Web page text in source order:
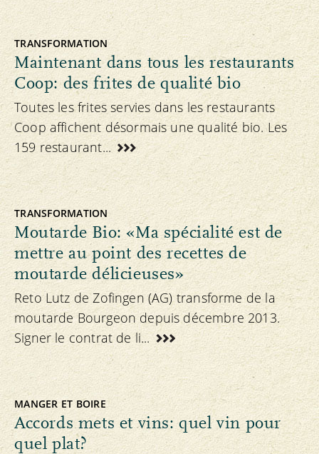
TRANSFORMATION
Maintenant dans tous les restaurants
Coop: des frites de qualité bio
Toutes les frites servies dans les restaurants
Coop affichent désormais une qualité bio. Les
159 restaurant...
TRANSFORMATION
Moutarde Bio: «Ma spécialité est de
mettre au point des recettes de
moutarde délicieuses»
Reto Lutz de Zofingen (AG) transforme de la
moutarde Bourgeon depuis décembre 2013.
Signer le contrat de li...
MANGER ET BOIRE
Accords mets et vins: quel vin pour
quel plat?